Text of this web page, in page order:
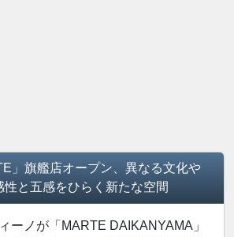
」旗艦店オープン、異なる文化や
性と五感をひらく新たな空間
ーノが「MARTE DAIKANYAMA」